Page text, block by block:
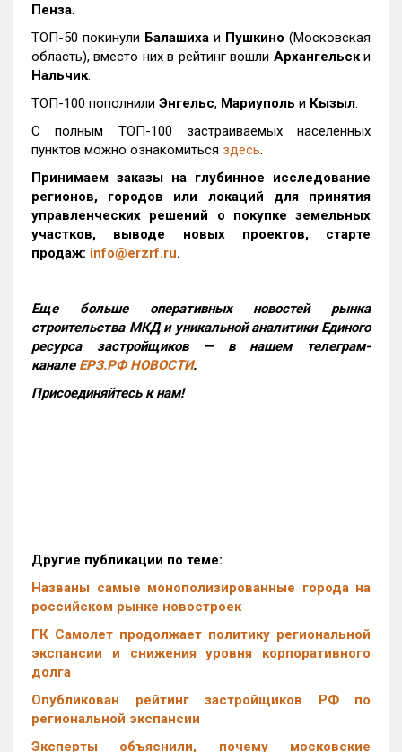
Пенза.
ТОП-50 покинули Балашиха и Пушкино (Московская
область), вместо них в рейтинг вошли Архангельски
Нальчик.
ТОП-100 пополнили Энгельс, Мариуполь и Кызыл.
С полным ТОП-100 застраиваемых населенных
пунктов можно ознакомиться здесь.
Принимаем заказы на глубинное исследование
регионов, городов или локаций для принятия
управленческих решений о покупке земельных
участков, выводе новых проектов, старте
продаж: info@erzrf.ru.
Еще больше оперативных новостей рынка
строительства МКД и уникальной аналитики Единого
ресурса застройщиков — в нашем телеграм-
канале ЕРЗ.РФ НОВОСТИ.
Присоединяйтесь к нам!
Другие публикации по теме:
Названы самые монополизированные города на
российском рынке новостроек
ГК Самолет продолжает политику региональной
экспансии и снижения уровня корпоративного
долга
Опубликован рейтинг застройщиков РФ по
региональной экспансии
Эксперты объяснили, почему московские